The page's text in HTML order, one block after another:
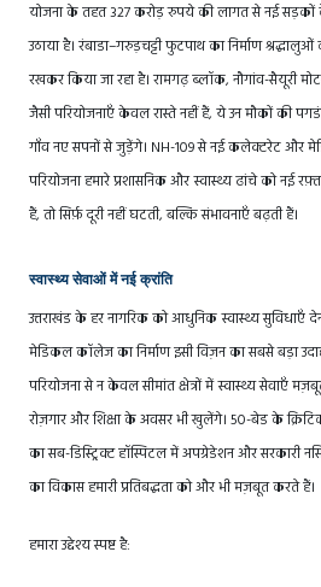
योजना के तहत 327 करोड़ रुपये की लागत से नई सड़कों
उठाया है। रंबाडा–गरुड़चट्टी फुटपाथ का निर्माण
रखकर किया जा रहा है। रामगढ़ ब्लॉक, नौगांव-सैयूरी
जैसी परियोजनाएँ केवल रास्ते नहीं हैं, ये उन मौकों की
गाँव नए सपनों से जुड़ेंगे। NH-109 से नई कलेक्टरेट
परियोजना हमारे प्रशासनिक और स्वास्थ्य ढांचे को नई
हैं, तो सिर्फ़ दूरी नहीं घटती, बल्कि संभावनाएँ बढ़ती हैं।
स्वास्थ्य सेवाओं में नई क्रांति
उत्तराखंड के हर नागरिक को आधुनिक स्वास्थ्य सुविधाएँ
मेडिकल कॉलेज का निर्माण इसी विज़न का सबसे बड़ा
परियोजना से न केवल सीमांत क्षेत्रों में स्वास्थ्य सेवाएँ
रोज़गार और शिक्षा के अवसर भी खुलेंगे। 50-बेड के
का सब-डिस्ट्रिक्ट हॉस्पिटल में अपग्रेडेशन और सरकारी
का विकास हमारी प्रतिबद्धता को और भी मज़बूत करते हैं।
हमारा उद्देश्य स्पष्ट है: